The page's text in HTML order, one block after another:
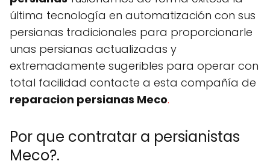
última tecnología en automatización con sus
persianas tradicionales para proporcionarle
unas persianas actualizadas y
extremadamente sugeribles para operar con
total facilidad contacte a esta compañía de
reparacion persianas Meco.
Por que contratar a persianistas
Meco?.